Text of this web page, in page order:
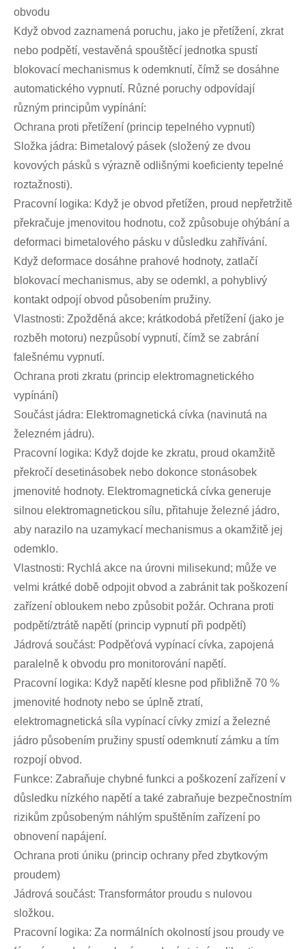
obvodu
Když obvod zaznamená poruchu, jako je přetížení, zkrat
nebo podpětí, vestavěná spouštěcí jednotka spustí
blokovací mechanismus k odemknutí, čímž se dosáhne
automatického vypnutí. Různé poruchy odpovídají
různým principům vypínání:
Ochrana proti přetížení (princip tepelného vypnutí)
Složka jádra: Bimetalový pásek (složený ze dvou
kovových pásků s výrazně odlišnými koeficienty tepelné
roztažnosti).
Pracovní logika: Když je obvod přetížen, proud nepřetržitě
překračuje jmenovitou hodnotu, což způsobuje ohýbání a
deformaci bimetalového pásku v důsledku zahřívání.
Když deformace dosáhne prahové hodnoty, zatlačí
blokovací mechanismus, aby se odemkl, a pohyblivý
kontakt odpojí obvod působením pružiny.
Vlastnosti: Zpožděná akce; krátkodobá přetížení (jako je
rozběh motoru) nezpůsobí vypnutí, čímž se zabrání
falešnému vypnutí.
Ochrana proti zkratu (princip elektromagnetického
vypínání)
Součást jádra: Elektromagnetická cívka (navinutá na
železném jádru).
Pracovní logika: Když dojde ke zkratu, proud okamžitě
překročí desetinásobek nebo dokonce stonásobek
jmenovité hodnoty. Elektromagnetická cívka generuje
silnou elektromagnetickou sílu, přitahuje železné jádro,
aby narazilo na uzamykací mechanismus a okamžitě jej
odemklo.
Vlastnosti: Rychlá akce na úrovni milisekund; může ve
velmi krátké době odpojit obvod a zabránit tak poškození
zařízení obloukem nebo způsobit požár. Ochrana proti
podpětí/ztrátě napětí (princip vypnutí při podpětí)
Jádrová součást: Podpěťová vypínací cívka, zapojená
paralelně k obvodu pro monitorování napětí.
Pracovní logika: Když napětí klesne pod přibližně 70 %
jmenovité hodnoty nebo se úplně ztratí,
elektromagnetická síla vypínací cívky zmizí a železné
jádro působením pružiny spustí odemknutí zámku a tím
rozpojí obvod.
Funkce: Zabraňuje chybné funkci a poškození zařízení v
důsledku nízkého napětí a také zabraňuje bezpečnostním
rizikům způsobeným náhlým spuštěním zařízení po
obnovení napájení.
Ochrana proti úniku (princip ochrany před zbytkovým
proudem)
Jádrová součást: Transformátor proudu s nulovou
složkou.
Pracovní logika: Za normálních okolností jsou proudy ve